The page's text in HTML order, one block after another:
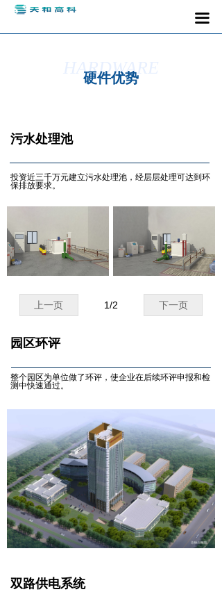
끀
园区环评
整个园区为单位做了环评，使企业在后续环评申报和检
测中快速通过。
双路供电系统
上一页 下一页
1/2
投资近三千万元建立污水处理池，经层层处理可达到环
保排放要求。
污水处理池
硬件优势
HARDWARE